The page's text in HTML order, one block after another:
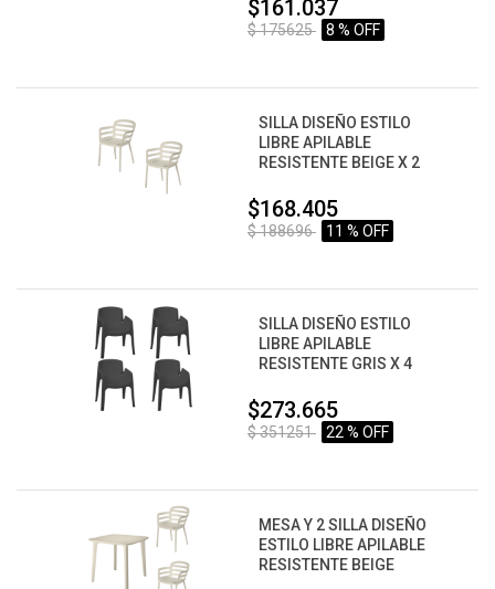
$161.037
$ 175625 8 % OFF
SILLA DISEÑO ESTILO
LIBRE APILABLE
RESISTENTE BEIGE X 2
$168.405
$ 188696 11 % OFF
SILLA DISEÑO ESTILO
LIBRE APILABLE
RESISTENTE GRIS X 4
$273.665
$ 351251 22 % OFF
MESA Y 2 SILLA DISEÑO
ESTILO LIBRE APILABLE
RESISTENTE BEIGE